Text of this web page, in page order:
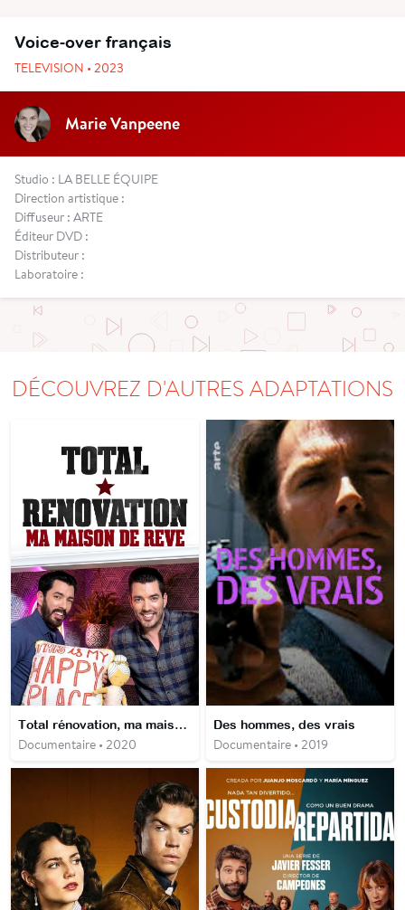
Voice-over français
TELEVISION • 2023
Marie Vanpeene
Studio : LA BELLE ÉQUIPE
Direction artistique :
Diffuseur : ARTE
Éditeur DVD :
Distributeur :
Laboratoire :
DÉCOUVREZ D'AUTRES ADAPTATIONS
Total rénovation, ma maison de rêve
Documentaire • 2020
Des hommes, des vrais
Documentaire • 2019